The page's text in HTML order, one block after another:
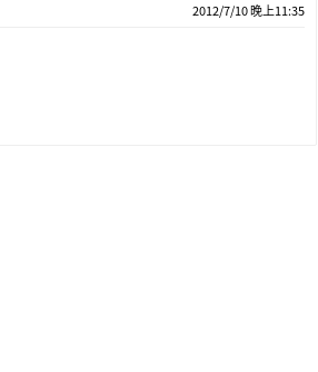
2012/7/10 晚上11:35